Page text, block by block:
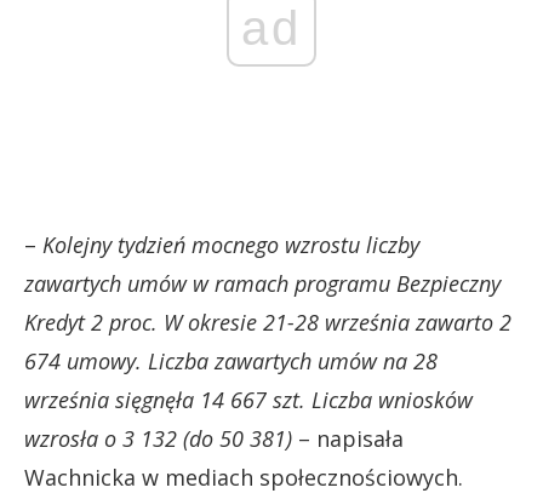
ad
– Kolejny tydzień mocnego wzrostu liczby
zawartych umów w ramach programu Bezpieczny
Kredyt 2 proc. W okresie 21-28 września zawarto 2
674 umowy. Liczba zawartych umów na 28
września sięgnęła 14 667 szt. Liczba wniosków
wzrosła o 3 132 (do 50 381) – napisała
Wachnicka w mediach społecznościowych.